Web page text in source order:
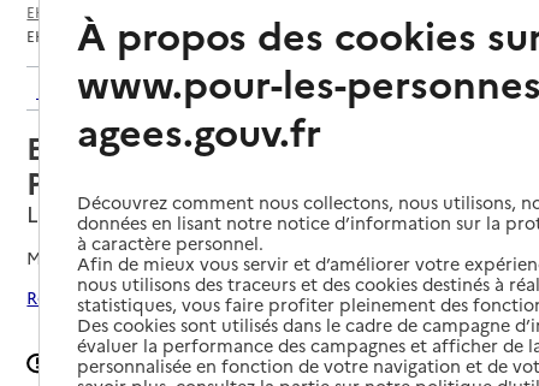
EHPAD par département
EHPAD des Abers - Résidence Presqu'île
Retour aux résultats de l'annuaire
EHPAD des Abers - Résidence
Presqu'île
Landéda, FINISTERE
Mis à jour le27/01/2026
Rechercher les établissements autour de Landéda
Signaler une erreur
À propos des cookies
www.pour-les-
agees.gouv.fr
Découvrez comment nous collectons, nous utilisons,
données en lisant notre notice d’information sur la
à caractère personnel.
Afin de mieux vous servir et d’améliorer votre
nous utilisons des traceurs et des cookies destinés à
statistiques, vous faire profiter pleinement des
Des cookies sont utilisés dans le cadre de campagne
évaluer la performance des campagnes et afficher de
personnalisée en fonction de votre navigation et de